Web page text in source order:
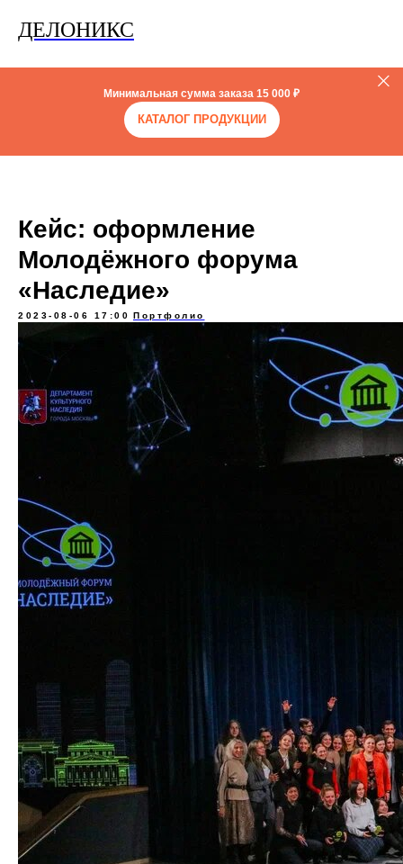
ДЕЛОНИКС
Минимальная сумма заказа 15 000 ₽
КАТАЛОГ ПРОДУКЦИИ
Кейс: оформление
Молодёжного форума
«Наследие»
2023-08-06 17:00 Портфолио